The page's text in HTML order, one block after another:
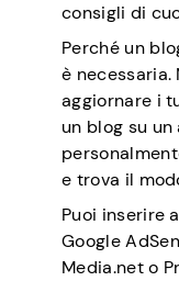
consigli di
Perché un
è necessaria.
aggiornare i
un blog su
e trova il
Puoi inserire
Google
Media.net o